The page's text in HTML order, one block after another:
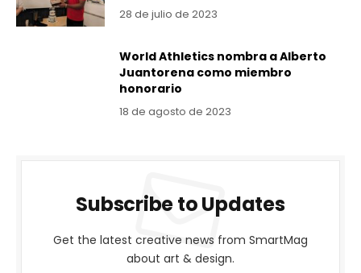
28 de julio de 2023
World Athletics nombra a Alberto
Juantorena como miembro
honorario
18 de agosto de 2023
Subscribe to Updates
Get the latest creative news from SmartMag
about art & design.